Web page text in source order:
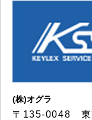
(株)オグラ
〒135-0048 東